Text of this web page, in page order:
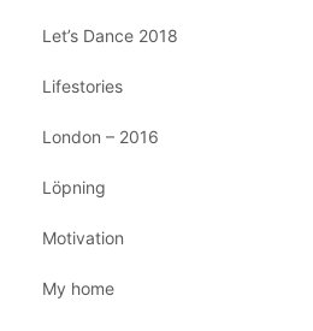
Let’s Dance 2018
Lifestories
London – 2016
Löpning
Motivation
My home